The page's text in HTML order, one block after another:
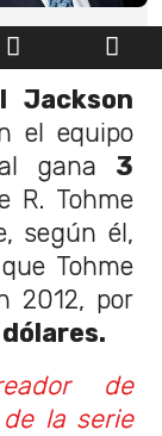
Jackson
el equipo
gana 3
R. Tohme
según él,
Tohme
2012, por
de
la serie